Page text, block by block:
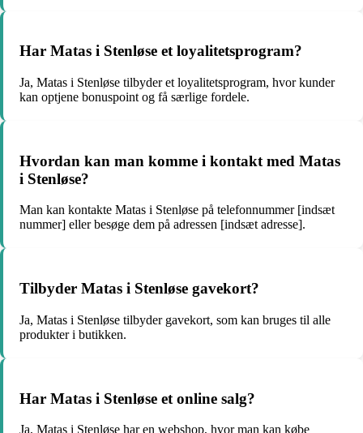
Har Matas i Stenløse et loyalitetsprogram?
Ja, Matas i Stenløse tilbyder et loyalitetsprogram, hvor kunder
kan optjene bonuspoint og få særlige fordele.
Hvordan kan man komme i kontakt med Matas
i Stenløse?
Man kan kontakte Matas i Stenløse på telefonnummer [indsæt
nummer] eller besøge dem på adressen [indsæt adresse].
Tilbyder Matas i Stenløse gavekort?
Ja, Matas i Stenløse tilbyder gavekort, som kan bruges til alle
produkter i butikken.
Har Matas i Stenløse et online salg?
Ja, Matas i Stenløse har en webshop, hvor man kan købe